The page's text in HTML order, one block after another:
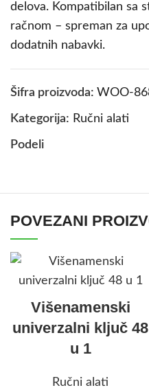
delova. Kompatibilan sa
račnom – spreman za
dodatnih nabavki.
Šifra proizvoda: WOO-
Kategorija: Ručni alati
Podeli
POVEZANI
Višenamenski
univerzalni ključ 48
u 1
Ručni alati